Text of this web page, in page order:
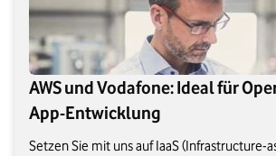
AWS und Vodafone: Ideal für
App-Entwicklung
Setzen Sie mit uns auf IaaS (Infrastructure-